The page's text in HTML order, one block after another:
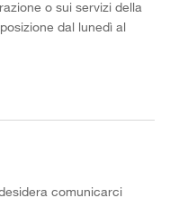
o sui servizi della
dal lunedì al
comunicarci